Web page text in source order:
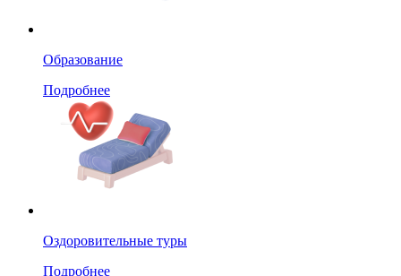
Образование
Подробнее
Оздоровительные туры
Подробнее